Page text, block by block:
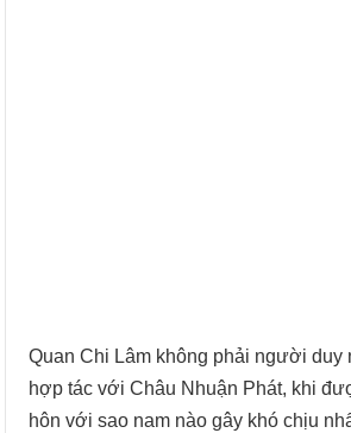
Quan Chi Lâm không phải người duy
hợp tác với Châu Nhuận Phát, khi
hôn với sao nam nào gây khó chịu